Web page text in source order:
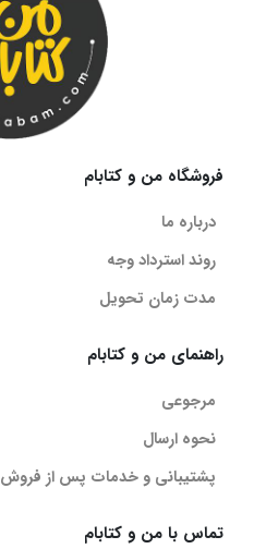
فروشگاه من و کتابام
درباره ما
روند استرداد وجه
مدت زمان تحویل
راهنمای من و کتابام
مرجوعی
نحوه ارسال
پشتیبانی و خدمات پس از فروش
تماس با من و کتابام